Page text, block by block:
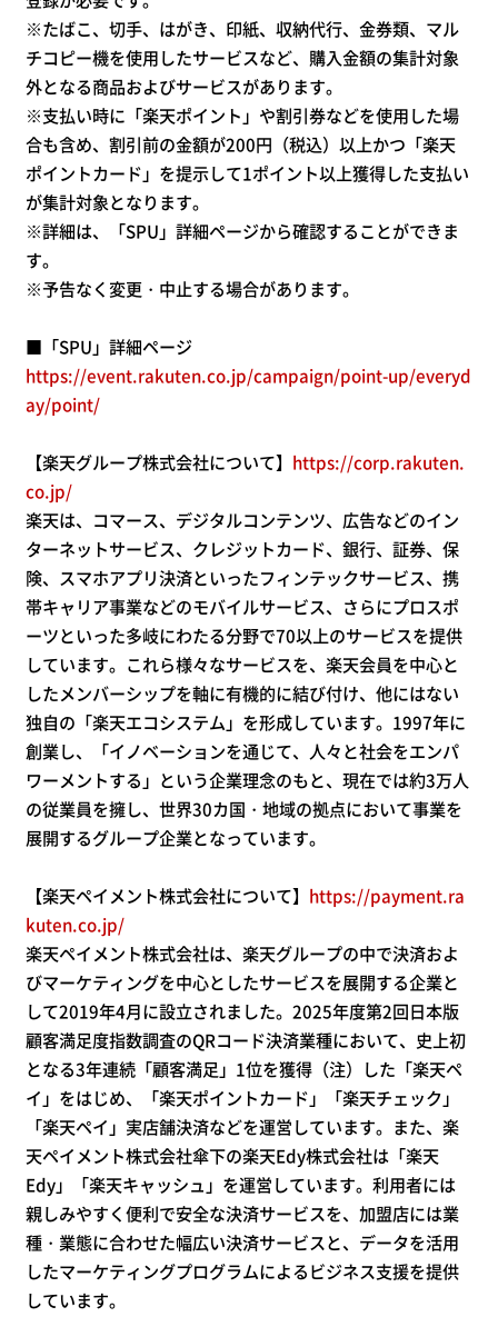
※たばこ、切手、はがき、印紙、収納代行、金券類、マル
チコピー機を使用したサービスなど、購入金額の集計対象
外となる商品およびサービスがあります。
※支払い時に「楽天ポイント」や割引券などを使用した場
合も含め、割引前の金額が200円（税込）以上かつ「楽天
ポイントカード」を提示して1ポイント以上獲得した支払い
が集計対象となります。
※詳細は、「SPU」詳細ページから確認することができま
す。
※予告なく変更・中止する場合があります。
■「SPU」詳細ページ
https://event.rakuten.co.jp/campaign/point-up/everyd
ay/point/
【楽天グループ株式会社について】 https://corp.rakuten.
co.jp/
楽天は、コマース、デジタルコンテンツ、広告などのイン
ターネットサービス、クレジットカード、銀行、証券、保
険、スマホアプリ決済といったフィンテックサービス、携
帯キャリア事業などのモバイルサービス、さらにプロスポ
ーツといった多岐にわたる分野で70以上のサービスを提供
しています。これら様々なサービスを、楽天会員を中心と
したメンバーシップを軸に有機的に結び付け、他にはない
独自の「楽天エコシステム」を形成しています。1997年に
創業し、「イノベーションを通じて、人々と社会をエンパ
ワーメントする」という企業理念のもと、現在では約3万人
の従業員を擁し、世界30カ国・地域の拠点において事業を
展開するグループ企業となっています。
【楽天ペイメント株式会社について】 https://payment.ra
kuten.co.jp/
楽天ペイメント株式会社は、楽天グループの中で決済およ
びマーケティングを中心としたサービスを展開する企業と
して2019年4月に設立されました。2025年度第2回日本版
顧客満足度指数調査のQRコード決済業種において、史上初
となる3年連続「顧客満足」1位を獲得（注）した「楽天ペ
イ」をはじめ、「楽天ポイントカード」「楽天チェック」
「楽天ペイ」実店舗決済などを運営しています。また、楽
天ペイメント株式会社傘下の楽天Edy株式会社は「楽天
Edy」「楽天キャッシュ」を運営しています。利用者には
親しみやすく便利で安全な決済サービスを、加盟店には業
種・業態に合わせた幅広い決済サービスと、データを活用
したマーケティングプログラムによるビジネス支援を提供
しています。